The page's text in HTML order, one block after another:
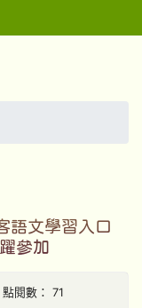
⏸
語文學習入口
參加
閱數： 71